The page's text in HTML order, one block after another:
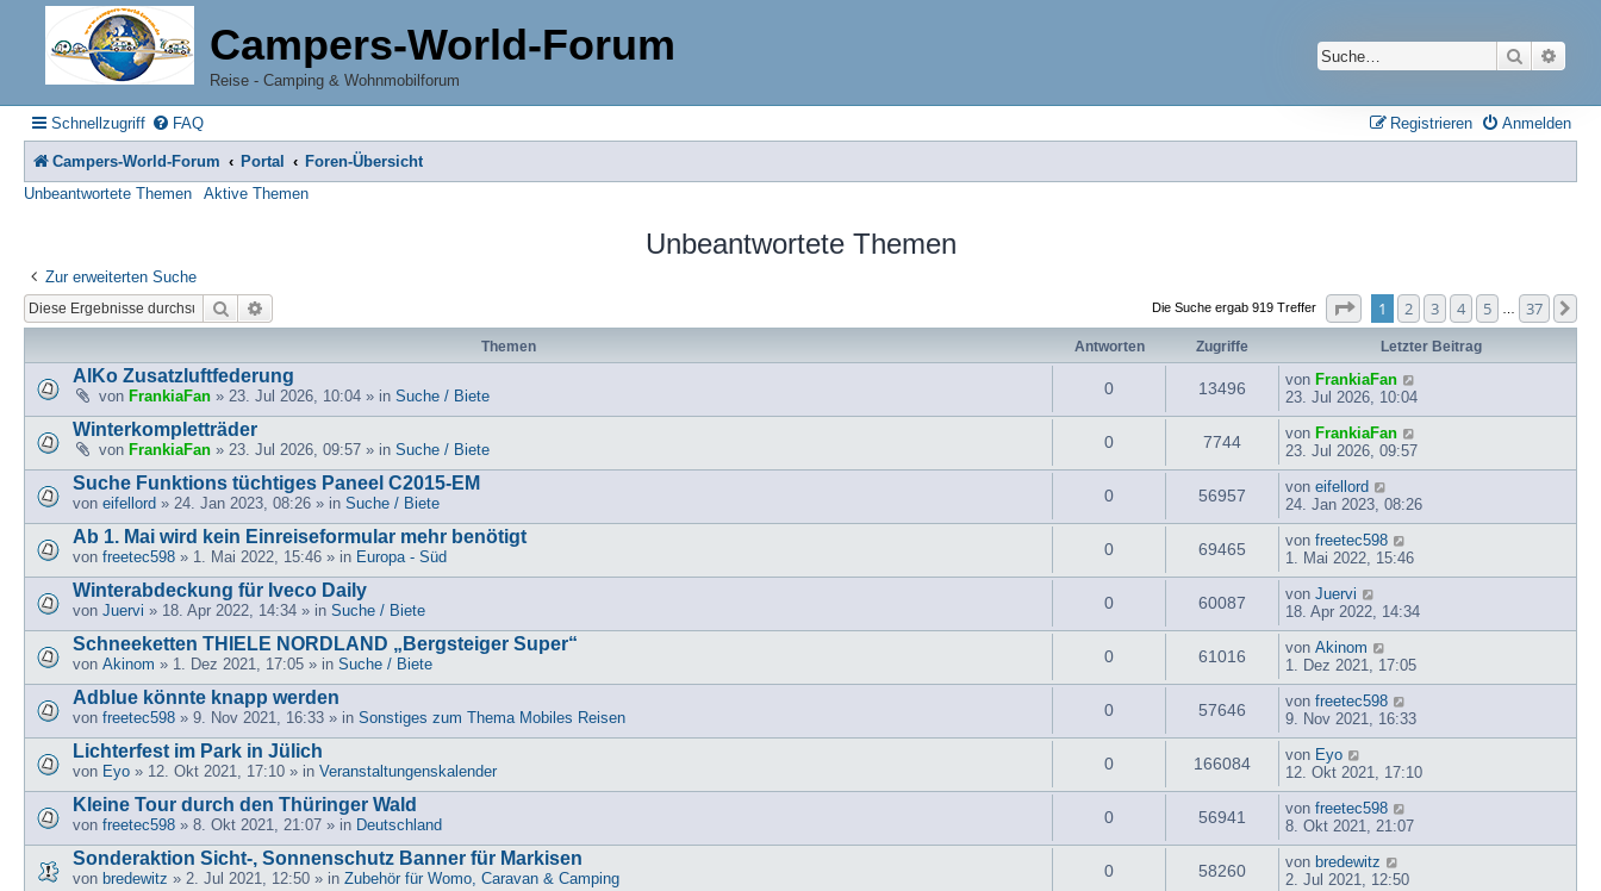
Campers-World-Forum
Reise - Camping & Wohnmobilforum
Suche
Schnellzugriff FAQ Anmelden
Registrieren
Campers-World-Forum Portal
Foren-Übersicht
Unbeantwortete Themen
Aktive Themen
Unbeantwortete Themen
Zur erweiterten Suche
Suche Die Suche ergab 919 Treffer Seite von37
1 2 3 4 5 37
Themen Antworten Zugriffe Letzter Beitrag
AlKo Zusatzluftfederung
von FrankiaFan » 23. Jul 2026, 10:04 » in Suche / Biete 0 13496 von FrankiaFan
23. Jul 2026, 10:04
Winterkompletträder
von FrankiaFan » 23. Jul 2026, 09:57 » in Suche / Biete 0 7744 von FrankiaFan
23. Jul 2026, 09:57
Suche Funktions tüchtiges Paneel C2015-EM
von eifellord » 24. Jan 2023, 08:26 » in Suche / Biete 0 56957 von eifellord
24. Jan 2023, 08:26
Ab 1. Mai wird kein Einreiseformular mehr benötigt
von freetec598 » 1. Mai 2022, 15:46 » in Europa - Süd 0 69465 von freetec598
1. Mai 2022, 15:46
Winterabdeckung für Iveco Daily
von Juervi » 18. Apr 2022, 14:34 » in Suche / Biete 0 60087 von Juervi
18. Apr 2022, 14:34
Schneeketten THIELE NORDLAND „Bergsteiger Super“
von Akinom » 1. Dez 2021, 17:05 » in Suche / Biete 0 61016 von Akinom
1. Dez 2021, 17:05
Adblue könnte knapp werden
von freetec598 » 9. Nov 2021, 16:33 » in Sonstiges zum Thema Mobiles Reisen 0 57646 von freetec598
9. Nov 2021, 16:33
Lichterfest im Park in Jülich
von Eyo » 12. Okt 2021, 17:10 » in Veranstaltungenskalender 0 166084 von Eyo
12. Okt 2021, 17:10
Kleine Tour durch den Thüringer Wald
von freetec598 » 8. Okt 2021, 21:07 » in Deutschland 0 56941 von freetec598
8. Okt 2021, 21:07
Sonderaktion Sicht-, Sonnenschutz Banner für Markisen
von bredewitz » 2. Jul 2021, 12:50 » in Zubehör für Womo, Caravan & Camping 0 58260 von bredewitz
2. Jul 2021, 12:50